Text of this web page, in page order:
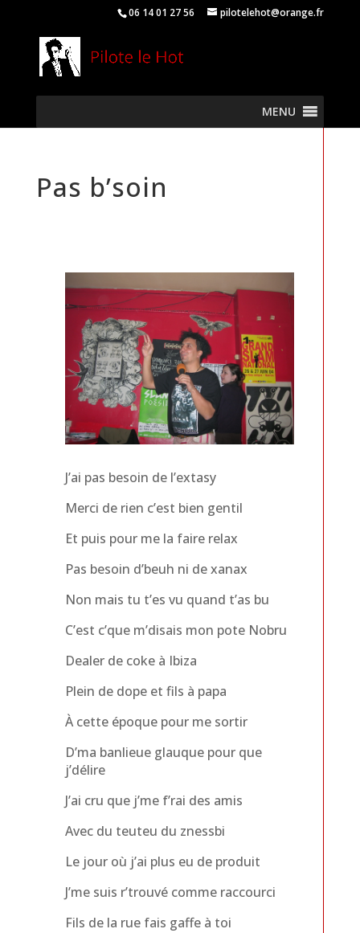
06 14 01 27 56 pilotelehot@orange.fr
MENU
Pas b’soin
J’ai pas besoin de l’extasy
Merci de rien c’est bien gentil
Et puis pour me la faire relax
Pas besoin d’beuh ni de xanax
Non mais tu t’es vu quand t’as bu
C’est c’que m’disais mon pote Nobru
Dealer de coke à Ibiza
Plein de dope et fils à papa
À cette époque pour me sortir
D’ma banlieue glauque pour que
j’délire
J’ai cru que j’me f’rai des amis
Avec du teuteu du znessbi
Le jour où j’ai plus eu de produit
J’me suis r’trouvé comme raccourci
Fils de la rue fais gaffe à toi